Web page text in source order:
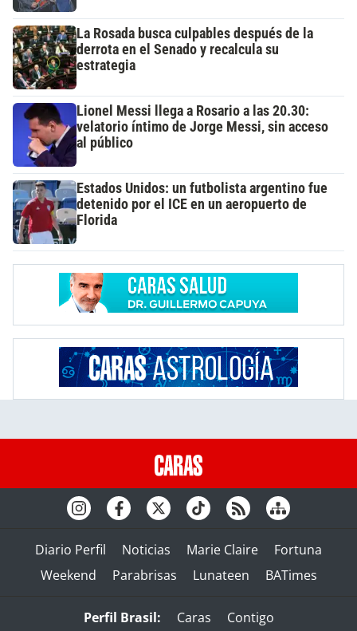
La Rosada busca culpables después de la
derrota en el Senado y recalcula su
estrategia
Lionel Messi llega a Rosario a las 20.30:
velatorio íntimo de Jorge Messi, sin acceso
al público
Estados Unidos: un futbolista argentino fue
detenido por el ICE en un aeropuerto de
Florida
Diario Perfil Noticias Marie Claire
Fortuna
Weekend
Parabrisas Lunateen BATimes
Perfil Brasil: Caras Contigo